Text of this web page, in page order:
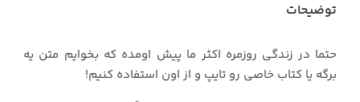
توضیحات
حتما در زندگی روزمره اکثر ما پیش اومده که بخوایم متن یه
برگه یا کتاب خاصی رو تایپ و از اون استفاده کنیم!